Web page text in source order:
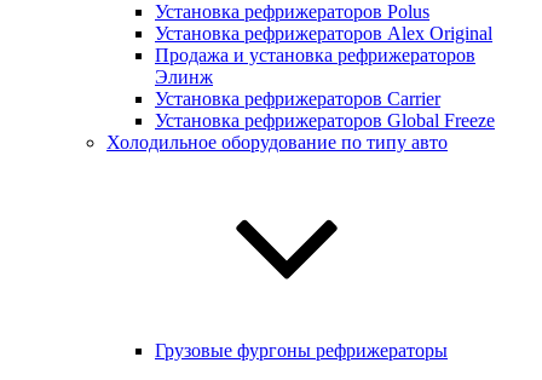
Установка рефрижераторов Polus
Установка рефрижераторов Alex Original
Продажа и установка рефрижераторов
Элинж
Установка рефрижераторов Carrier
Установка рефрижераторов Global Freeze
Холодильное оборудование по типу авто
Грузовые фургоны рефрижераторы